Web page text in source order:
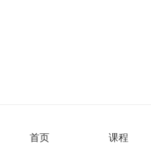
首页 课程